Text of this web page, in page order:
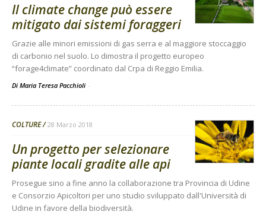
Il climate change può essere
mitigato dai sistemi foraggeri
Grazie alle minori emissioni di gas serra e al maggiore stoccaggio
di carbonio nel suolo. Lo dimostra il progetto europeo
“forage4climate” coordinato dal Crpa di Reggio Emilia.
Di Maria Teresa Pacchioli -
COLTURE 28 Marzo 2018
Un progetto per selezionare
piante locali gradite alle api
Prosegue sino a fine anno la collaborazione tra Provincia di Udine
e Consorzio Apicoltori per uno studio sviluppato dall'Università di
Udine in favore della biodiversità.